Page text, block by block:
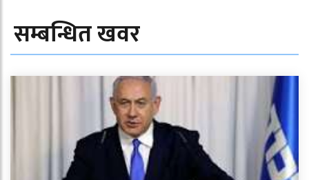
सम्बन्धित खवर